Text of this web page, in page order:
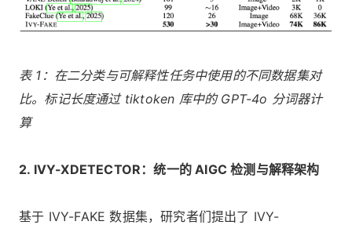
表 1：在二分类与可解释性任务中使用的不同数据集对
比。标记长度通过 tiktoken 库中的 GPT-4o 分词器计
算
2. IVY-XDETECTOR：统一的 AIGC 检测与解释架构
基于 IVY-FAKE 数据集，研究者们提出了 IVY-